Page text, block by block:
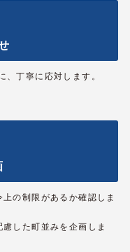
、丁寧に応対します。
の制限があるか確認しま
した町並みを企画しま